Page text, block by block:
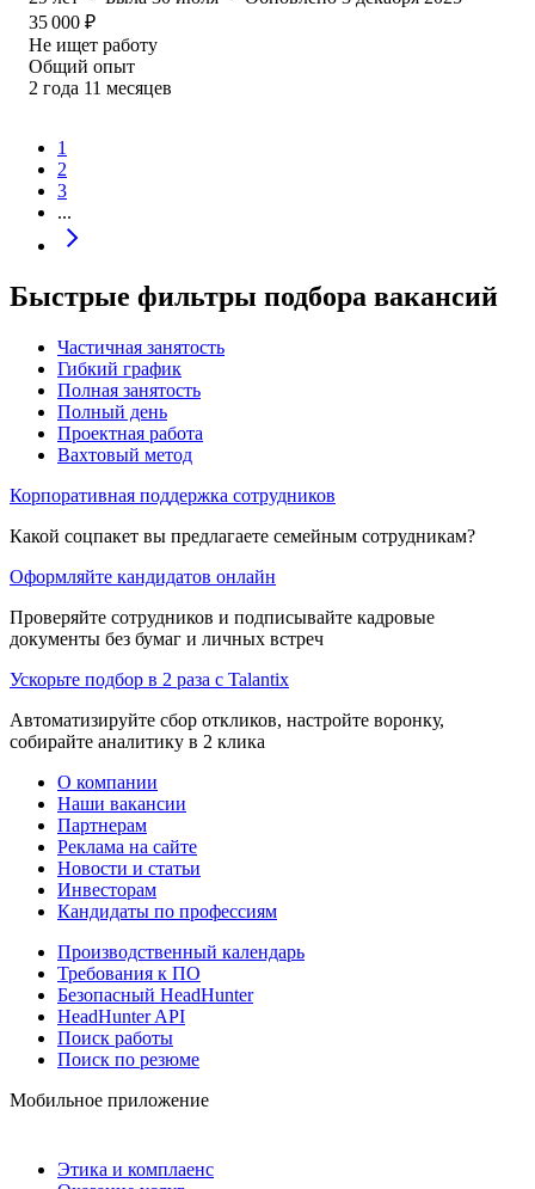
35 000 ₽
Не ищет работу
Общий опыт
2 года 11 месяцев
1
2
3
...
Быстрые фильтры подбора вакансий
Частичная занятость
Гибкий график
Полная занятость
Полный день
Проектная работа
Вахтовый метод
Корпоративная поддержка сотрудников
Какой соцпакет вы предлагаете семейным сотрудникам?
Оформляйте кандидатов онлайн
Проверяйте сотрудников и подписывайте кадровые
документы без бумаг и личных встреч
Ускорьте подбор в 2 раза с Talantix
Автоматизируйте сбор откликов, настройте воронку,
собирайте аналитику в 2 клика
О компании
Наши вакансии
Партнерам
Реклама на сайте
Новости и статьи
Инвесторам
Кандидаты по профессиям
Производственный календарь
Требования к ПО
Безопасный HeadHunter
HeadHunter API
Поиск работы
Поиск по резюме
Мобильное приложение
Этика и комплаенс